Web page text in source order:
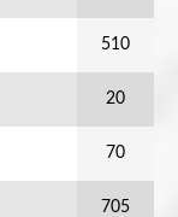
510
20
70
705